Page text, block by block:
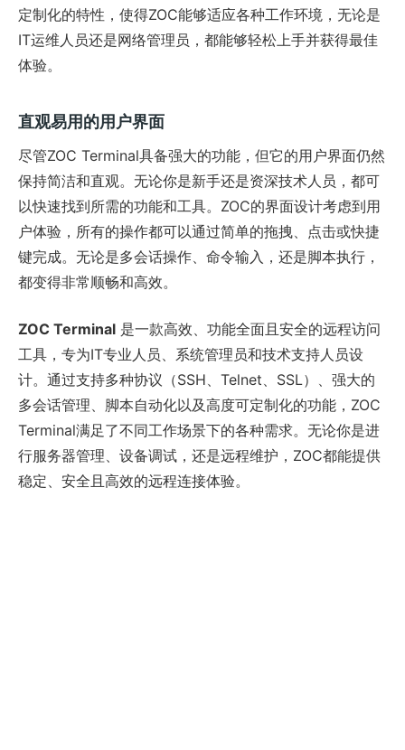
定制化的特性，使得ZOC能够适应各种工作环境，无论是
IT运维人员还是网络管理员，都能够轻松上手并获得最佳
体验。
直观易用的用户界面
尽管ZOC Terminal具备强大的功能，但它的用户界面仍然
保持简洁和直观。无论你是新手还是资深技术人员，都可
以快速找到所需的功能和工具。ZOC的界面设计考虑到用
户体验，所有的操作都可以通过简单的拖拽、点击或快捷
键完成。无论是多会话操作、命令输入，还是脚本执行，
都变得非常顺畅和高效。
ZOC Terminal 是一款高效、功能全面且安全的远程访问
工具，专为IT专业人员、系统管理员和技术支持人员设
计。通过支持多种协议（SSH、Telnet、SSL）、强大的
多会话管理、脚本自动化以及高度可定制化的功能，ZOC
Terminal满足了不同工作场景下的各种需求。无论你是进
行服务器管理、设备调试，还是远程维护，ZOC都能提供
稳定、安全且高效的远程连接体验。